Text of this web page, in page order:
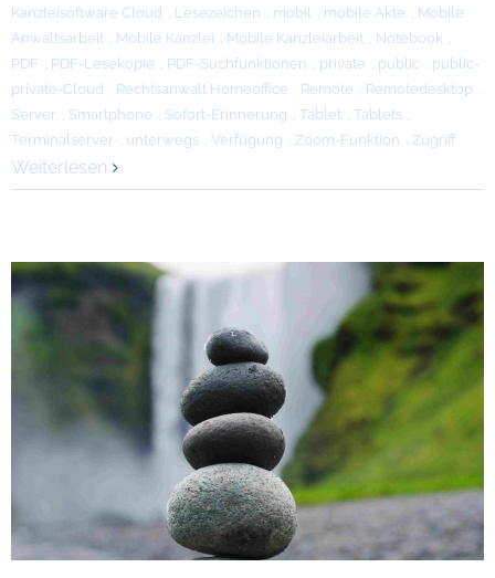
Kanzleisoftware Cloud , Lesezeichen , mobil , mobile Akte , Mobile
Anwaltsarbeit , Mobile Kanzlei , Mobile Kanzleiarbeit , Notebook ,
PDF , PDF-Lesekopie , PDF-Suchfunktionen , private , public , public-
private-Cloud , Rechtsanwalt Homeoffice , Remote , Remotedesktop ,
Server , Smartphone , Sofort-Erinnerung , Tablet , Tablets ,
Terminalserver , unterwegs , Verfügung , Zoom-Funktion , Zugriff
Weiterlesen